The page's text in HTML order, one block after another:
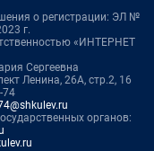
о регистрации: ЭЛ №
г.
«ИНТЕРНЕТ
Сергеевна
Ленина, 26А, стр.2, 16
74
органов: